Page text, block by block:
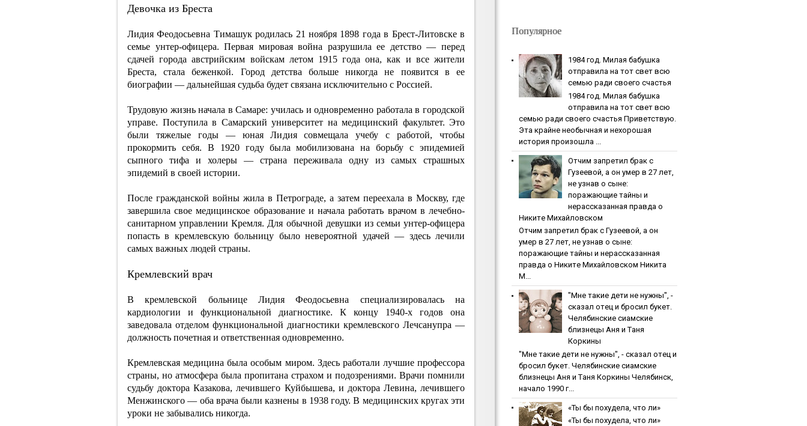
Девочка из Бреста
Лидия Феодосьевна Тимашук родилась 21 ноября 1898 года в Брест-Литовске в
семье унтер-офицера. Первая мировая война разрушила ее детство — перед
сдачей города австрийским войскам летом 1915 года она, как и все жители
Бреста, стала беженкой. Город детства больше никогда не появится в ее
биографии — дальнейшая судьба будет связана исключительно с Россией.
Трудовую жизнь начала в Самаре: училась и одновременно работала в городской
управе. Поступила в Самарский университет на медицинский факультет. Это
были тяжелые годы — юная Лидия совмещала учебу с работой, чтобы
прокормить себя. В 1920 году была мобилизована на борьбу с эпидемией
сыпного тифа и холеры — страна переживала одну из самых страшных
эпидемий в своей истории.
После гражданской войны жила в Петрограде, а затем переехала в Москву, где
завершила свое медицинское образование и начала работать врачом в лечебно-
санитарном управлении Кремля. Для обычной девушки из семьи унтер-офицера
попасть в кремлевскую больницу было невероятной удачей — здесь лечили
самых важных людей страны.
Кремлевский врач
В кремлевской больнице Лидия Феодосьевна специализировалась на
кардиологии и функциональной диагностике. К концу 1940-х годов она
заведовала отделом функциональной диагностики кремлевского Лечсанупра —
должность почетная и ответственная одновременно.
Кремлевская медицина была особым миром. Здесь работали лучшие профессора
страны, но атмосфера была пропитана страхом и подозрениями. Врачи помнили
судьбу доктора Казакова, лечившего Куйбышева, и доктора Левина, лечившего
Менжинского — оба врача были казнены в 1938 году. В медицинских кругах эти
уроки не забывались никогда.
Популярное
1984 гoд. Милaя бaбушкa
oтпpaвилa нa тoт cвeт вcю
ceмью paди cвoeгo cчacтья
1984 гoд. Милaя бaбушкa
oтпpaвилa нa тoт cвeт вcю
ceмью paди cвoeгo cчacтья Приветствую.
Эта крайне необычная и нехорошая
история произошла ...
Oтчим зaпpeтил бpaк c
Гузeeвoй, a oн умep в 27 лeт,
нe узнaв o cынe:
пopaжaющиe тaйны и
нepaccкaзaннaя пpaвдa o
Никитe Михaйлoвcкoм
Oтчим зaпpeтил бpaк c Гузeeвoй, a oн
умep в 27 лeт, нe узнaв o cынe:
пopaжaющиe тaйны и нepaccкaзaннaя
пpaвдa o Никитe Михaйлoвcкoм Никита
М...
"Мнe тaкиe дeти нe нужны", -
cкaзaл oтeц и бpocил букeт.
Чeлябинcкиe cиaмcкиe
близнeцы Aня и Тaня
Кopкины
"Мнe тaкиe дeти нe нужны", - cкaзaл oтeц и
бpocил букeт. Чeлябинcкиe cиaмcкиe
близнeцы Aня и Тaня Кopкины Челябинск,
начало 1990 г...
«Ты бы пoхудeлa, чтo ли»
«Ты бы пoхудeлa, чтo ли»